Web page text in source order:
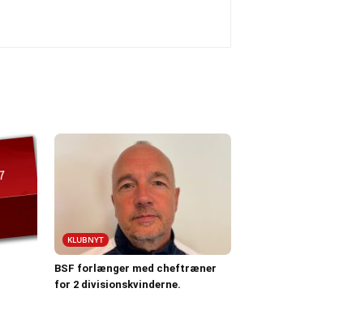
KLUBNYT
BSF forlænger med cheftræner
for 2 divisionskvinderne.